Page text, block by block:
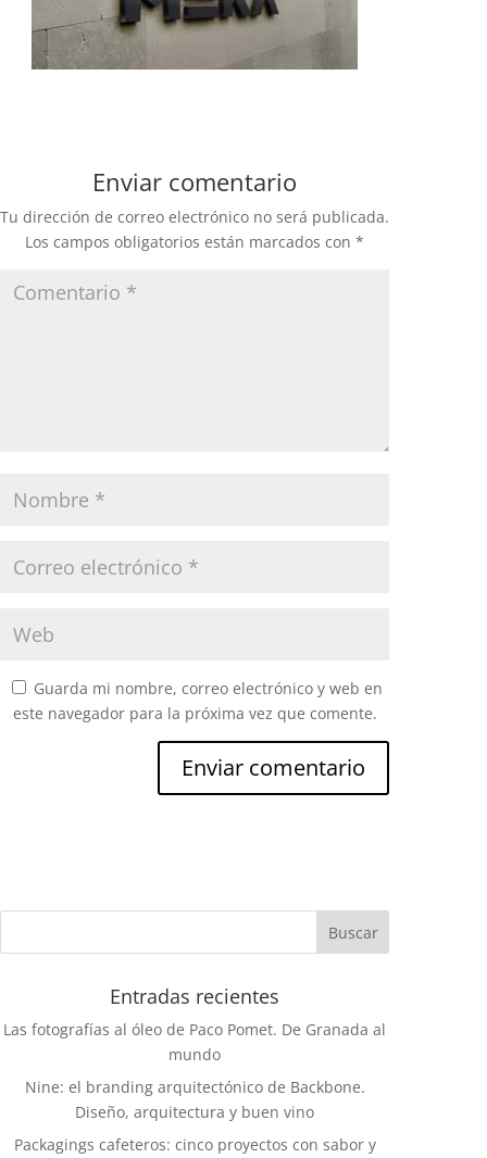
Enviar comentario
Tu dirección de correo electrónico no será publicada.
Los campos obligatorios están marcados con*
Guarda mi nombre, correo electrónico y web en
este navegador para la próxima vez que comente.
Entradas recientes
Las fotografías al óleo de Paco Pomet. De Granada al
mundo
Nine: el branding arquitectónico de Backbone.
Diseño, arquitectura y buen vino
Packagings cafeteros: cinco proyectos con sabor y